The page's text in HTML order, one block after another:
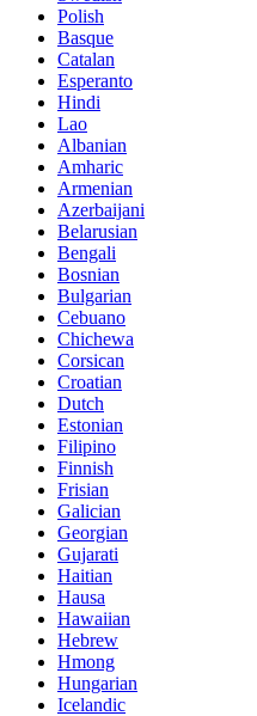
Polish
Basque
Catalan
Esperanto
Hindi
Lao
Albanian
Amharic
Armenian
Azerbaijani
Belarusian
Bengali
Bosnian
Bulgarian
Cebuano
Chichewa
Corsican
Croatian
Dutch
Estonian
Filipino
Finnish
Frisian
Galician
Georgian
Gujarati
Haitian
Hausa
Hawaiian
Hebrew
Hmong
Hungarian
Icelandic